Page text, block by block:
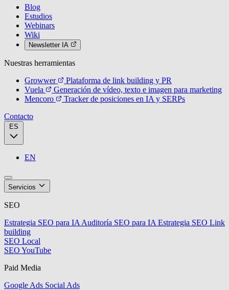
Blog
Estudios
Webinars
Wiki
Newsletter IA
Nuestras herramientas
Growwer
Plataforma de link building y PR
Vuela
Generación de vídeo, texto e imagen para marketing
Mencoro
Tracker de posiciones en IA y SERPs
Contacto
EN
Servicios
SEO
Estrategia SEO para IA Auditoría SEO para IA Estrategia SEO Link
building
SEO Local
SEO YouTube
Paid Media
Google Ads Social Ads